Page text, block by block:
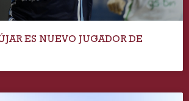
ES NUEVO JUGADOR DE